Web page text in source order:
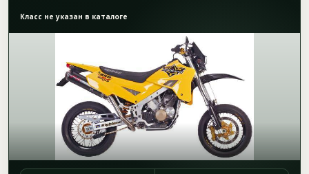
Класс не указан в каталоге